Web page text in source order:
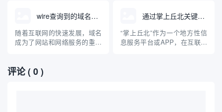
群”这样的社区组织，如何通过
群体资源、技术手段高效查找
相关域名，成为业主们关注的
话题。本文将介绍域名的基础
升。用户或企业在选择外露灯
串产品时，经常通过关键词搜
索，以获得相关的资讯、产品
或供应商信息。本文介绍了通
wire查询到的域名网站
随着互联网的快速发展，域名
成为了网站和网络服务的重要
具或关键词，帮助用户查询特
定的域名及其相关信息。本文
通过掌上丘北关键词查询到的域名
“掌上丘北”作为一个地方性信
息服务平台或APP，在互联网
评论( 0 )